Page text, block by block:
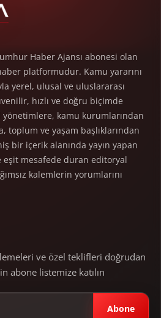
Haber Ajansı abonesi olan
platformudur. Kamu yararını
yerel, ulusal ve uluslararası
hızlı ve doğru biçimde
yönetimlere, kamu kurumlarından
toplum ve yaşam başlıklarından
bir içerik alanında yayın yapan
eşit mesafede duran editoryal
kalemlerin yorumlarını
ve özel teklifleri doğrudan
abone listemize katılın
Abone